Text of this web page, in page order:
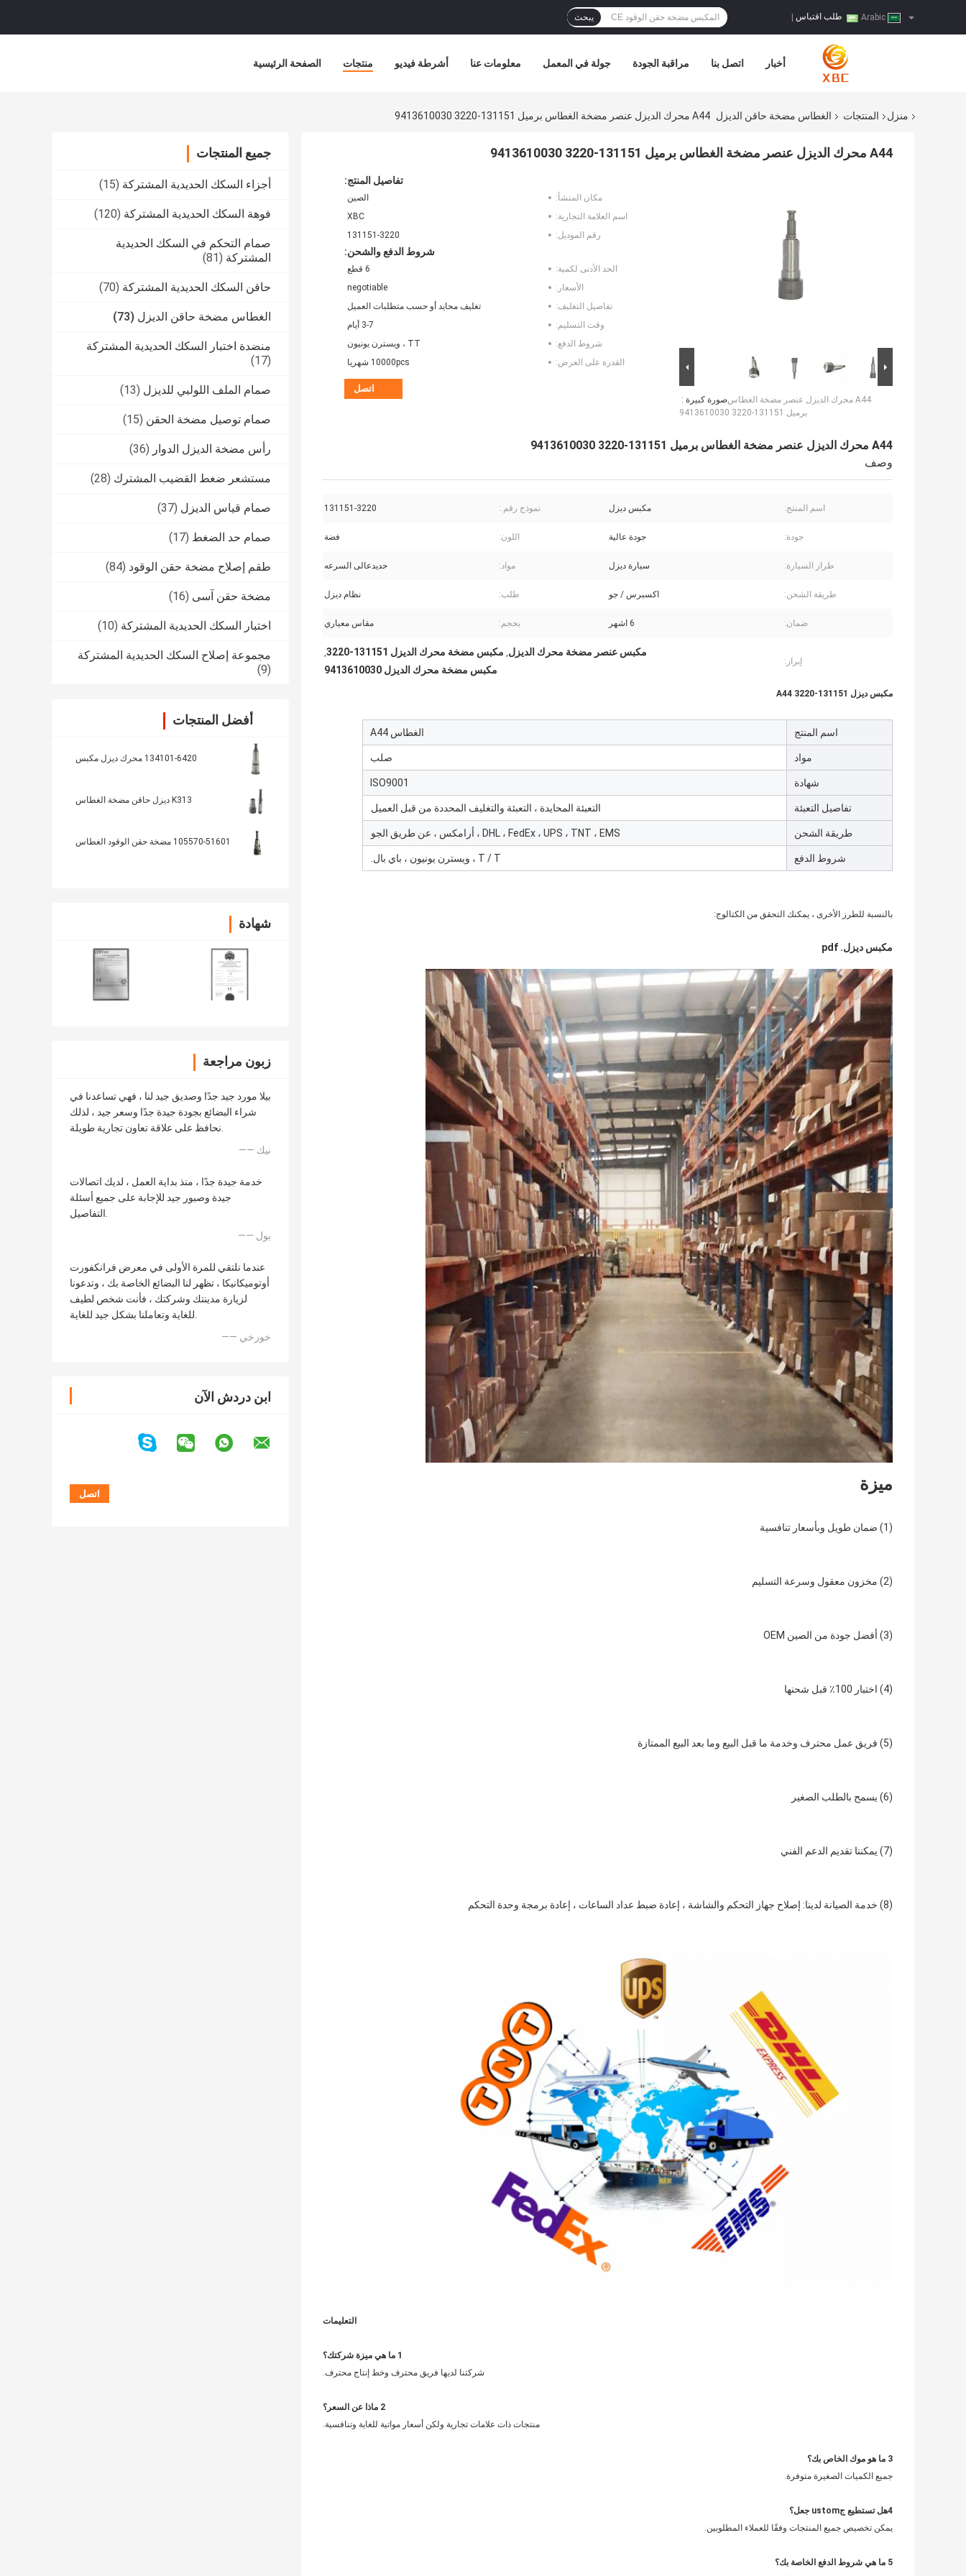
طلب اقتباس يبحث
الصفحة الرئيسية منتجات أشرطة فيديو معلومات عنا جولة في المعمل مراقبة الجودة اتصل بنا أخبار
منزل المنتجات الغطاس مضخة حاقن الديزل A44 محرك الديزل عنصر مضخة الغطاس برميل 131151-3220 9413610030
جميع المنتجات
أجزاء السكك الحديدية المشتركة (15)
فوهة السكك الحديدية المشتركة (120)
صمام التحكم في السكك الحديدية
المشتركة (81)
حاقن السكك الحديدية المشتركة (70)
الغطاس مضخة حاقن الديزل (73)
منضدة اختبار السكك الحديدية المشتركة
(17)
صمام الملف اللولبي للديزل (13)
صمام توصيل مضخة الحقن (15)
رأس مضخة الديزل الدوار (36)
مستشعر ضغط القضيب المشترك (28)
صمام قياس الديزل (37)
صمام حد الضغط (17)
طقم إصلاح مضخة حقن الوقود (84)
مضخة حقن آسى (16)
اختبار السكك الحديدية المشتركة (10)
مجموعة إصلاح السكك الحديدية المشتركة
(9)
أفضل المنتجات
134101-6420 محرك ديزل مكبس
K313 ديزل حاقن مضخة الغطاس
105570-51601 مضخة حقن الوقود الغطاس
شهادة
زبون مراجعة
بيلا مورد جيد جدًا وصديق جيد لنا ، فهي تساعدنا في
شراء البضائع بجودة جيدة جدًا وسعر جيد ، لذلك
نحافظ على علاقة تعاون تجارية طويلة.
—— نيك
خدمة جيدة جدًا ، منذ بداية العمل ، لديك اتصالات
جيدة وصبور جيد للإجابة على جميع أسئلة
التفاصيل.
—— بول
عندما نلتقي للمرة الأولى في معرض فرانكفورت
أوتوميكانيكا ، تظهر لنا البضائع الخاصة بك ، وتدعونا
لزيارة مدينتك وشركتك ، فأنت شخص لطيف
للغاية وتعاملنا بشكل جيد للغاية.
—— خورخي
ابن دردش الآن
A44 محرك الديزل عنصر مضخة الغطاس برميل 131151-3220 9413610030
صورة كبيرة :A44 محرك الديزل عنصر مضخة الغطاس
برميل 131151-3220 9413610030
تفاصيل المنتج:
مكان المنشأ:
الصين
اسم العلامة التجارية:
XBC
رقم الموديل:
131151-3220
شروط الدفع والشحن:
الحد الأدنى لكمية:
6 قطع
الأسعار:
negotiable
تفاصيل التغليف:
تغليف محايد أو حسب متطلبات العميل
وقت التسليم:
3-7 أيام
شروط الدفع:
TT ، ويسترن يونيون
القدرة على العرض:
10000pcs شهريا
اتصل
A44 محرك الديزل عنصر مضخة الغطاس برميل 131151-3220 9413610030
وصف
اسم المنتج: مكبس ديزل نموذج رقم.: 131151-3220
جودة: جودة عالية اللون: فضة
طراز السيارة: سيارة ديزل مواد: حديدعالى السرعه
طريقة الشحن: اكسبرس / جو طلب: نظام ديزل
ضمان: 6 اشهر بحجم: مقاس معياري
إبراز:
مكبس عنصر مضخة محرك الديزل, مكبس مضخة محرك الديزل 131151-3220 ,
مكبس مضخة محرك الديزل 9413610030
مكبس ديزل 131151-3220 A44
اسم المنتج الغطاس A44
مواد صلب
شهادة ISO9001
تفاصيل التعبئة التعبئة المحايدة ، التعبئة والتغليف المحددة من قبل العميل
طريقة الشحن DHL ، FedEx ، UPS ، TNT ، EMS ، أرامكس ، عن طريق الجو
شروط الدفع T / T ، ويسترن يونيون ، باي بال.
بالنسبة للطرز الأخرى ، يمكنك التحقق من الكتالوج:
مكبس ديزل. pdf
ميزة
(1) ضمان طويل وبأسعار تنافسية
(2) مخزون معقول وسرعة التسليم
(3) أفضل جودة من الصين OEM
(4) اختبار 100٪ قبل شحنها
(5) فريق عمل محترف وخدمة ما قبل البيع وما بعد البيع الممتازة
(6) يسمح بالطلب الصغير
(7) يمكننا تقديم الدعم الفني
(8) خدمة الصيانة لدينا: إصلاح جهاز التحكم والشاشة ، إعادة ضبط عداد الساعات ، إعادة برمجة وحدة التحكم
التعليمات
1 ما هي ميزة شركتك؟
شركتنا لديها فريق محترف وخط إنتاج محترف.
2 ماذا عن السعر؟
منتجات ذات علامات تجارية ولكن أسعار مواتية للغاية وتنافسية.
3 ما هو موك الخاص بك؟
جميع الكميات الصغيرة متوفرة.
4هل تستطيع جustom جعل؟
يمكن تخصيص جميع المنتجات وفقًا للعملاء المطلوبين.
5 ما هي شروط الدفع الخاصة بك؟